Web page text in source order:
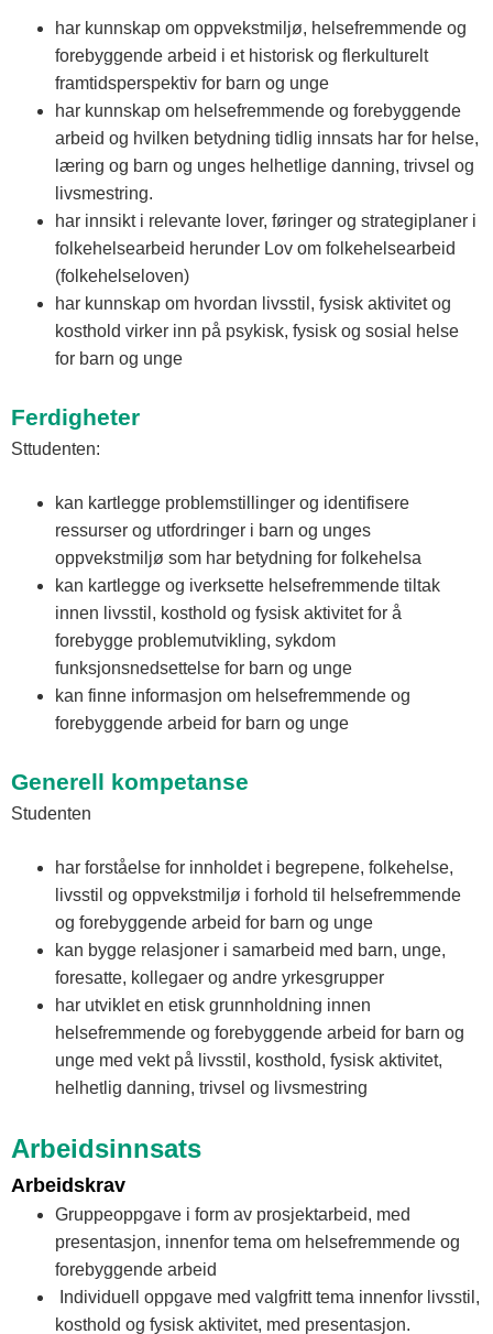
har kunnskap om oppvekstmiljø, helsefremmende og
forebyggende arbeid i et historisk og flerkulturelt
framtidsperspektiv for barn og unge
har kunnskap om helsefremmende og forebyggende
arbeid og hvilken betydning tidlig innsats har for helse,
læring og barn og unges helhetlige danning, trivsel og
livsmestring.
har innsikt i relevante lover, føringer og strategiplaner i
folkehelsearbeid herunder Lov om folkehelsearbeid
(folkehelseloven)
har kunnskap om hvordan livsstil, fysisk aktivitet og
kosthold virker inn på psykisk, fysisk og sosial helse
for barn og unge
Ferdigheter
Sttudenten:
kan kartlegge problemstillinger og identifisere
ressurser og utfordringer i barn og unges
oppvekstmiljø som har betydning for folkehelsa
kan kartlegge og iverksette helsefremmende tiltak
innen livsstil, kosthold og fysisk aktivitet for å
forebygge problemutvikling, sykdom
funksjonsnedsettelse for barn og unge
kan finne informasjon om helsefremmende og
forebyggende arbeid for barn og unge
Generell kompetanse
Studenten
har forståelse for innholdet i begrepene, folkehelse,
livsstil og oppvekstmiljø i forhold til helsefremmende
og forebyggende arbeid for barn og unge
kan bygge relasjoner i samarbeid med barn, unge,
foresatte, kollegaer og andre yrkesgrupper
har utviklet en etisk grunnholdning innen
helsefremmende og forebyggende arbeid for barn og
unge med vekt på livsstil, kosthold, fysisk aktivitet,
helhetlig danning, trivsel og livsmestring
Arbeidsinnsats
Arbeidskrav
Gruppeoppgave i form av prosjektarbeid, med
presentasjon, innenfor tema om helsefremmende og
forebyggende arbeid
Individuell oppgave med valgfritt tema innenfor livsstil,
kosthold og fysisk aktivitet, med presentasjon.